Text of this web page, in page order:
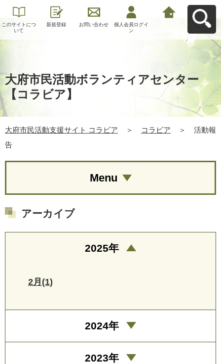
このサイトにつ
いて
新規登録 お問い合わせ
個人会員ログイ
ン
大府市民活動ボランティアセンター
【コラビア】
大府市民活動支援サイト コラビア ＞ コラビア ＞
活動報
告
Menu
アーカイブ
2025年
2月(1)
2024年
2023年